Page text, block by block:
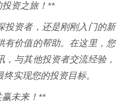
资之旅！**
投资者，还是刚刚入门的新
有价值的帮助。在这里，您
，与其他投资者交流经验，
实现您的投资目标。
未来！**